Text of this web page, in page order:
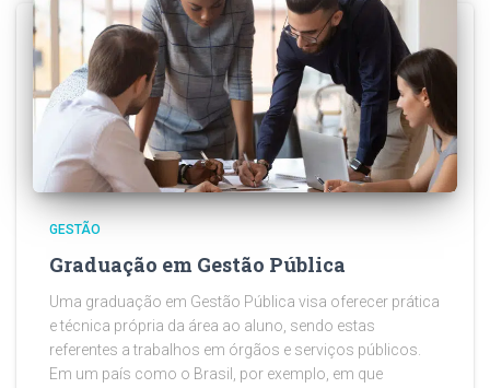
GESTÃO
Graduação em Gestão Pública
Uma graduação em Gestão Pública visa oferecer prática
e técnica própria da área ao aluno, sendo estas
referentes a trabalhos em órgãos e serviços públicos.
Em um país como o Brasil, por exemplo, em que